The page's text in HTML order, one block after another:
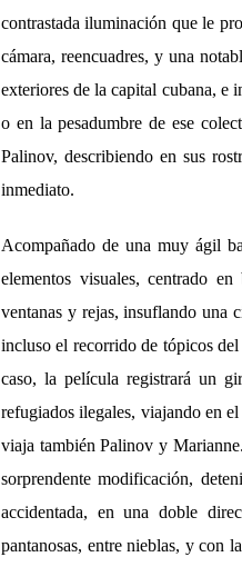
contrastada iluminación que le
cámara, reencuadres, y una
exteriores de la capital cubana, e
o en la pesadumbre de ese
Palinov, describiendo en sus
inmediato.
Acompañado de una muy ágil
elementos visuales, centrado
ventanas y rejas, insuflando una
incluso el recorrido de tópicos
caso, la película registrará un
refugiados ilegales, viajando en
viaja también Palinov y
sorprendente modificación,
accidentada, en una doble
pantanosas, entre nieblas, y con